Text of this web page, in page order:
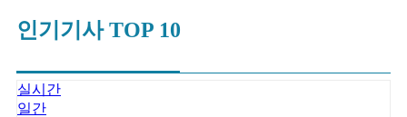
인기기사 TOP 10
실시간
일간